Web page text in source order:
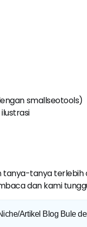
smallseotools)
tanya-tanya terlebih
dan kami
Artikel Blog Bule